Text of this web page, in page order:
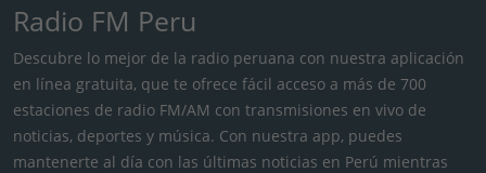
Radio FM Peru
Descubre lo mejor de la radio peruana con nuestra aplicación
en línea gratuita, que te ofrece fácil acceso a más de 700
estaciones de radio FM/AM con transmisiones en vivo de
noticias, deportes y música. Con nuestra app, puedes
mantenerte al día con las últimas noticias en Perú mientras